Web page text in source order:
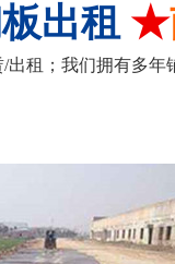
出租 ★
出租；我们拥有多